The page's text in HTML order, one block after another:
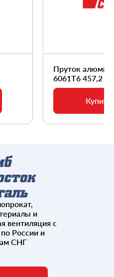
Пруток
6061Т6 457,2
Купить
и
вентиляция с
России и
СНГ